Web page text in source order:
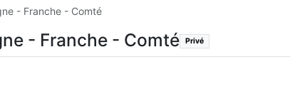
- Franche - Comté
- Franche - Comté Privé